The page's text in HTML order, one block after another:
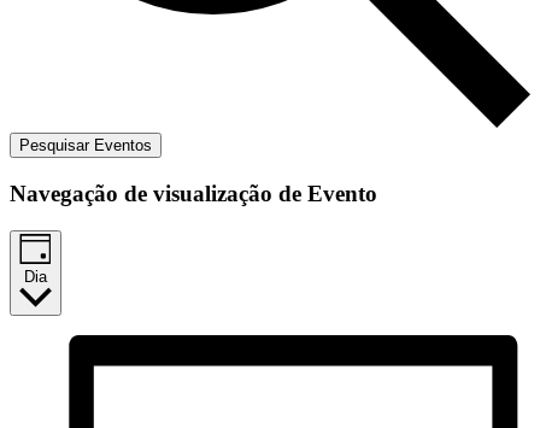
Pesquisar Eventos
Navegação de visualização de Evento
Dia